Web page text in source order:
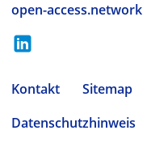
open-access.network
Kontakt Sitemap
Datenschutzhinweis